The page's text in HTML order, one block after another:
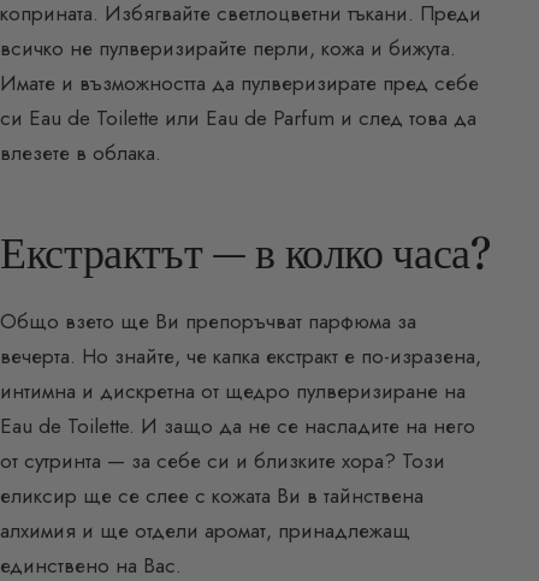
коприната. Избягвайте светлоцветни тъкани. Преди
всичко не пулверизирайте перли, кожа и бижута.
Имате и възможността да пулверизирате пред себе
си Eau de Toilette или Eau de Parfum и след това да
влезете в облака.
Екстрактът — в колко часа?
Общо взето ще Ви препоръчват парфюма за
вечерта. Но знайте, че капка екстракт е по-изразена,
интимна и дискретна от щедро пулверизиране на
Eau de Toilette. И защо да не се насладите на него
от сутринта — за себе си и близките хора? Този
еликсир ще се слее с кожата Ви в тайнствена
алхимия и ще отдели аромат, принадлежащ
единствено на Вас.